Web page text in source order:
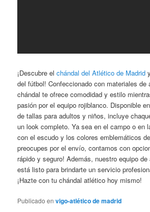
¡Descubre elchándal del Atlético de Madrid
del fútbol! Confeccionado con materiales de
chándal te ofrece comodidad y estilo
pasión por el equipo rojiblanco. Disponible
de tallas para adultos y niños, incluye
un look completo. Ya sea en el campo o en
con el escudo y los colores emblemáticos
preocupes por el envío, contamos con
rápido y seguro! Además, nuestro equipo
está listo para brindarte un servicio
¡Hazte con tu chándal atlético hoy mismo!
Publicado en vigo-atlético de madrid